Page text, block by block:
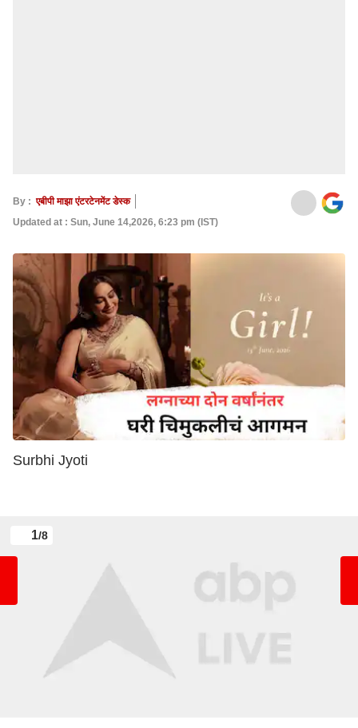
By :एबीपी माझा एंटरटेनमेंट डेस्क
Updated at : Sun, June 14,2026, 6:23 pm (IST)
Surbhi Jyoti
1/8